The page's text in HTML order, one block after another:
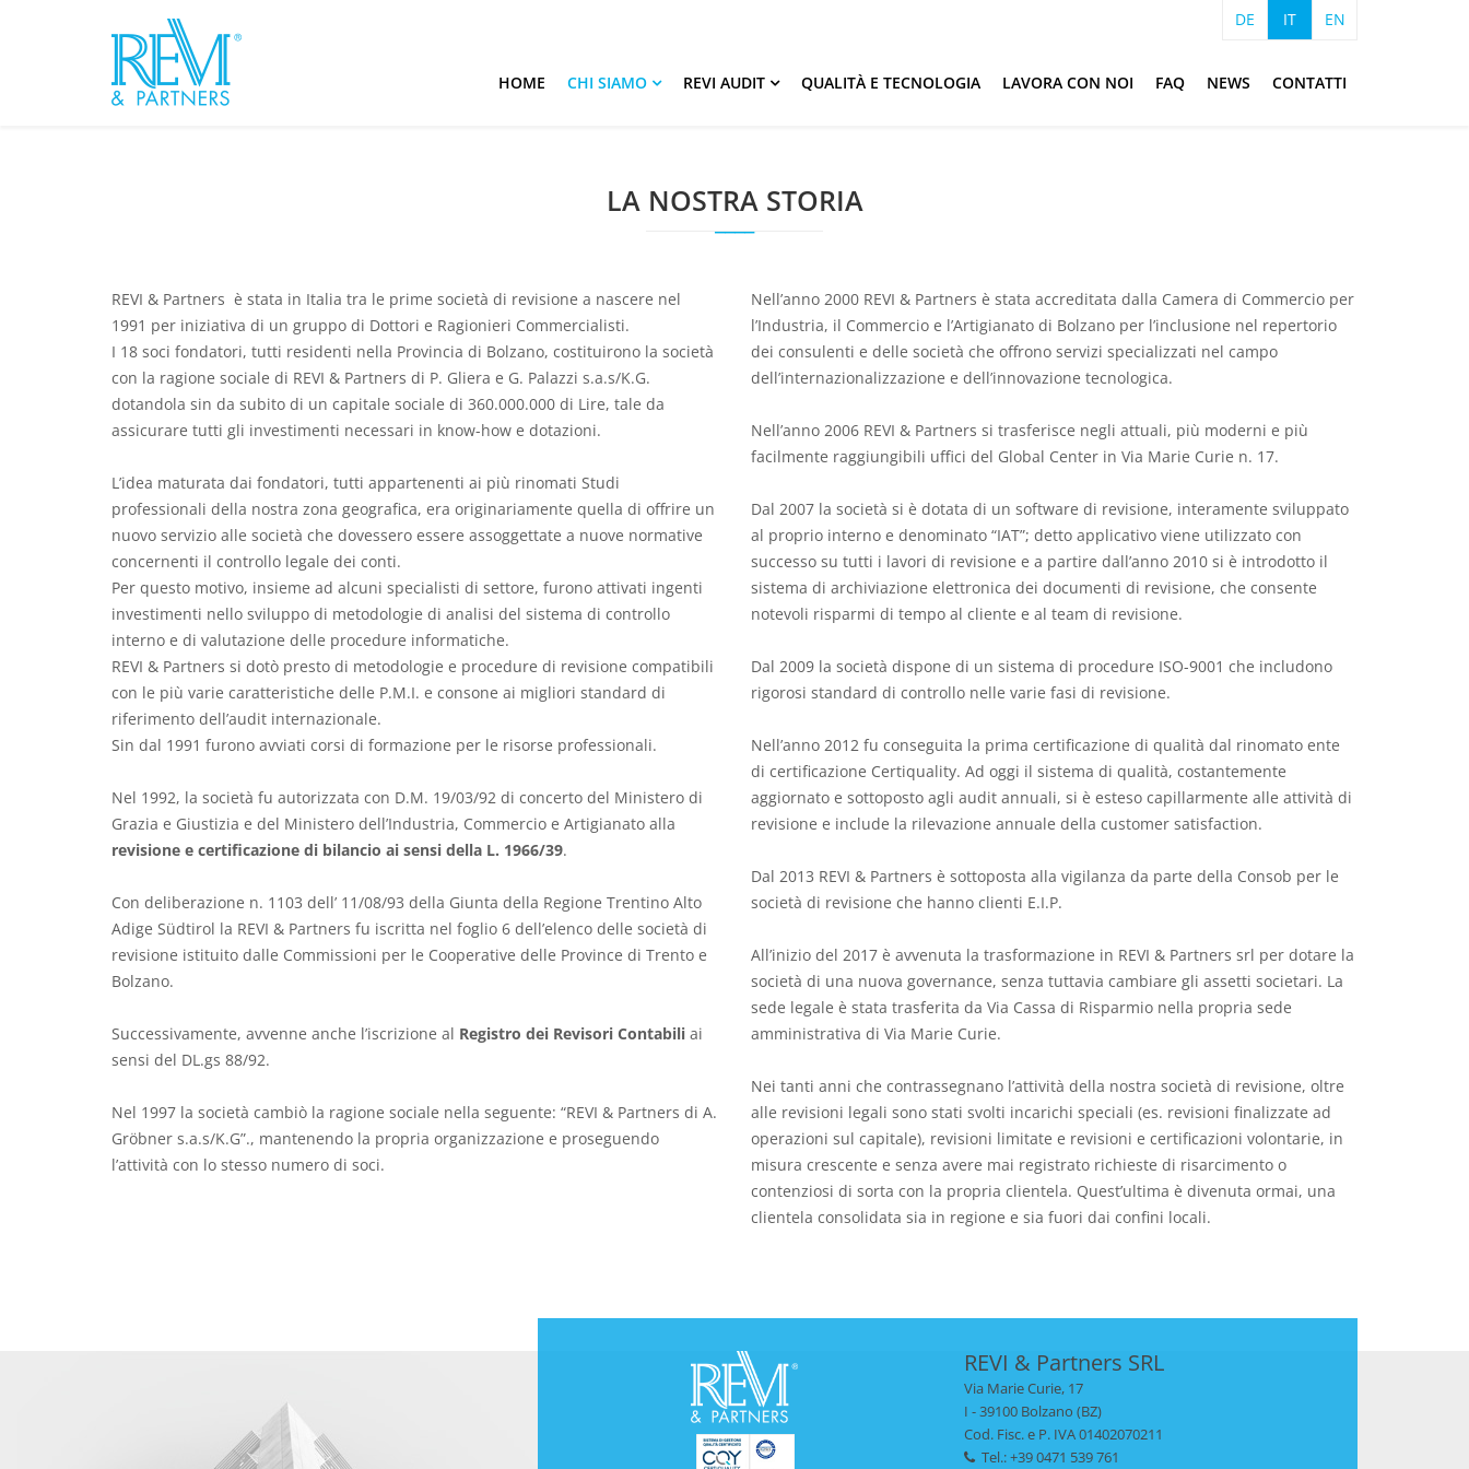
DE IT EN
HOME CHI SIAMO REVI AUDIT QUALITÀ E TECNOLOGIA LAVORA CON NOI FAQ NEWS CONTATTI
LA NOSTRA STORIA
REVI & Partners è stata in Italia tra le prime società di revisione a nascere nel
1991 per iniziativa di un gruppo di Dottori e Ragionieri Commercialisti.
I 18 soci fondatori, tutti residenti nella Provincia di Bolzano, costituirono la società
con la ragione sociale di REVI & Partners di P. Gliera e G. Palazzi s.a.s/K.G.
dotandola sin da subito di un capitale sociale di 360.000.000 di Lire, tale da
assicurare tutti gli investimenti necessari in know-how e dotazioni.
L’idea maturata dai fondatori, tutti appartenenti ai più rinomati Studi
professionali della nostra zona geografica, era originariamente quella di offrire un
nuovo servizio alle società che dovessero essere assoggettate a nuove normative
concernenti il controllo legale dei conti.
Per questo motivo, insieme ad alcuni specialisti di settore, furono attivati ingenti
investimenti nello sviluppo di metodologie di analisi del sistema di controllo
interno e di valutazione delle procedure informatiche.
REVI & Partners si dotò presto di metodologie e procedure di revisione compatibili
con le più varie caratteristiche delle P.M.I. e consone ai migliori standard di
riferimento dell’audit internazionale.
Sin dal 1991 furono avviati corsi di formazione per le risorse professionali.
Nel 1992, la società fu autorizzata con D.M. 19/03/92 di concerto del Ministero di
Grazia e Giustizia e del Ministero dell’Industria, Commercio e Artigianato alla
revisione e certificazione di bilancio ai sensi della L. 1966/39.
Con deliberazione n. 1103 dell’ 11/08/93 della Giunta della Regione Trentino Alto
Adige Südtirol la REVI & Partners fu iscritta nel foglio 6 dell’elenco delle società di
revisione istituito dalle Commissioni per le Cooperative delle Province di Trento e
Bolzano.
Successivamente, avvenne anche l’iscrizione al Registro dei Revisori Contabili ai
sensi del DL.gs 88/92.
Nel 1997 la società cambiò la ragione sociale nella seguente: “REVI & Partners di A.
Gröbner s.a.s/K.G”., mantenendo la propria organizzazione e proseguendo
l’attività con lo stesso numero di soci.
Nell’anno 2000 REVI & Partners è stata accreditata dalla Camera di Commercio per
l’Industria, il Commercio e l’Artigianato di Bolzano per l’inclusione nel repertorio
dei consulenti e delle società che offrono servizi specializzati nel campo
dell’internazionalizzazione e dell’innovazione tecnologica.
Nell’anno 2006 REVI & Partners si trasferisce negli attuali, più moderni e più
facilmente raggiungibili uffici del Global Center in Via Marie Curie n. 17.
Dal 2007 la società si è dotata di un software di revisione, interamente sviluppato
al proprio interno e denominato “IAT”; detto applicativo viene utilizzato con
successo su tutti i lavori di revisione e a partire dall’anno 2010 si è introdotto il
sistema di archiviazione elettronica dei documenti di revisione, che consente
notevoli risparmi di tempo al cliente e al team di revisione.
Dal 2009 la società dispone di un sistema di procedure ISO-9001 che includono
rigorosi standard di controllo nelle varie fasi di revisione.
Nell’anno 2012 fu conseguita la prima certificazione di qualità dal rinomato ente
di certificazione Certiquality. Ad oggi il sistema di qualità, costantemente
aggiornato e sottoposto agli audit annuali, si è esteso capillarmente alle attività di
revisione e include la rilevazione annuale della customer satisfaction.
Dal 2013 REVI & Partners è sottoposta alla vigilanza da parte della Consob per le
società di revisione che hanno clienti E.I.P.
All’inizio del 2017 è avvenuta la trasformazione in REVI & Partners srl per dotare la
società di una nuova governance, senza tuttavia cambiare gli assetti societari. La
sede legale è stata trasferita da Via Cassa di Risparmio nella propria sede
amministrativa di Via Marie Curie.
Nei tanti anni che contrassegnano l’attività della nostra società di revisione, oltre
alle revisioni legali sono stati svolti incarichi speciali (es. revisioni finalizzate ad
operazioni sul capitale), revisioni limitate e revisioni e certificazioni volontarie, in
misura crescente e senza avere mai registrato richieste di risarcimento o
contenziosi di sorta con la propria clientela. Quest’ultima è divenuta ormai, una
clientela consolidata sia in regione e sia fuori dai confini locali.
REVI & Partners SRL
Via Marie Curie, 17
I - 39100 Bolzano (BZ)
Cod. Fisc. e P. IVA 01402070211
Tel.: +39 0471 539 761